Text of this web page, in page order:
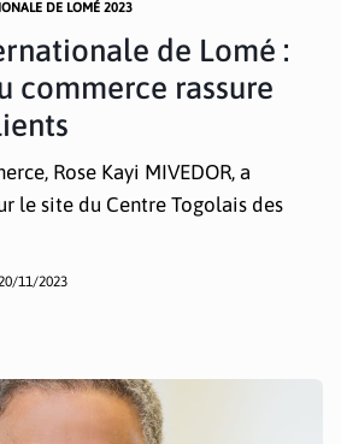
DE LOMÉ 2023
de Lomé :
commerce rassure
Rose Kayi MIVEDOR, a
le site du Centre Togolais des
11/2023